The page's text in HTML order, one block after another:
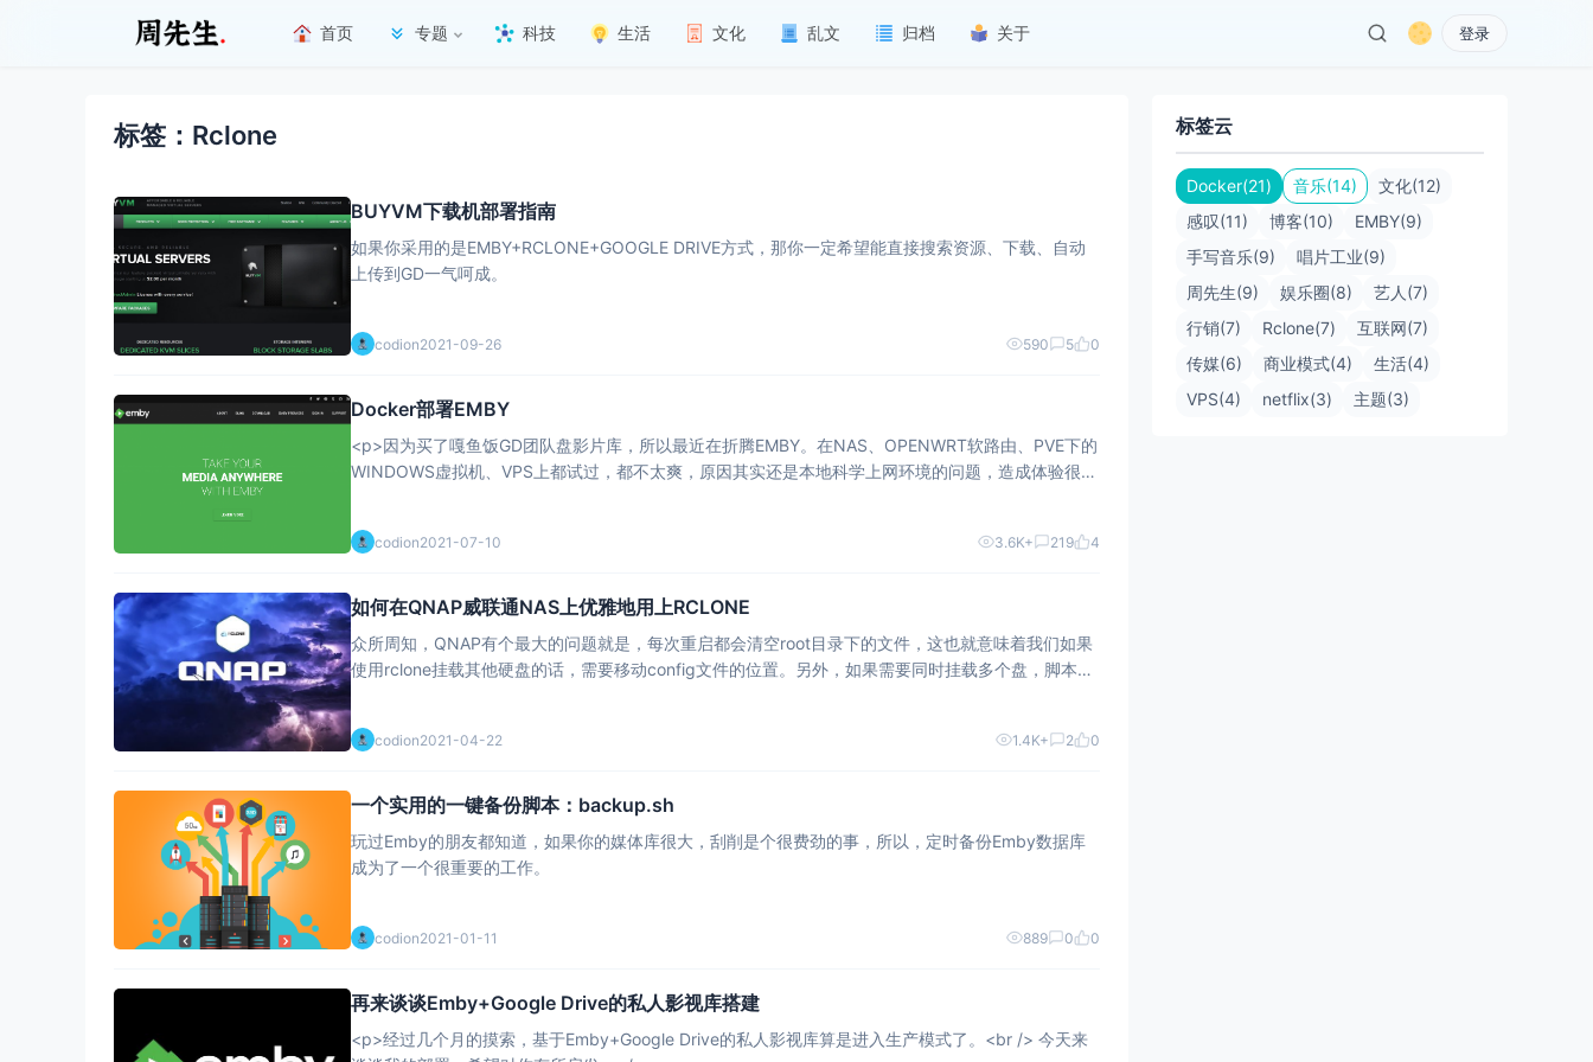
首页 专题 科技 生活 文化 乱文 归档 关于 登录
标签：Rclone
BUYVM下载机部署指南
如果你采用的是EMBY+RCLONE+GOOGLE DRIVE方式，那你一定希望能直接搜索资源、下载、自动
上传到GD一气呵成。
codion2021-09-26 590 5 0
Docker部署EMBY
<p>因为买了嘎鱼饭GD团队盘影片库，所以最近在折腾EMBY。在NAS、OPENWRT软路由、PVE下的
WINDOWS虚拟机、VPS上都试过，都不太爽，原因其实还是本地科学上网环境的问题，造成体验很
codion2021-07-10 3.6K+ 219 4
如何在QNAP威联通NAS上优雅地用上RCLONE
众所周知，QNAP有个最大的问题就是，每次重启都会清空root目录下的文件，这也就意味着我们如果
使用rclone挂载其他硬盘的话，需要移动config文件的位置。另外，如果需要同时挂载多个盘，脚本处
codion2021-04-22 1.4K+ 2 0
一个实用的一键备份脚本：backup.sh
玩过Emby的朋友都知道，如果你的媒体库很大，刮削是个很费劲的事，所以，定时备份Emby数据库
成为了一个很重要的工作。
codion2021-01-11 889 0 0
再来谈谈Emby+Google Drive的私人影视库搭建
<p>经过几个月的摸索，基于Emby+Google Drive的私人影视库算是进入生产模式了。<br /> 今天来
标签云
Docker(21) 音乐(14)
文化(12)
感叹(11)
博客(10)
EMBY(9)
手写音乐(9)
唱片工业(9)
周先生(9)
娱乐圈(8)
艺人(7)
行销(7)
Rclone(7)
互联网(7)
传媒(6)
商业模式(4)
生活(4)
VPS(4)
netflix(3) 主题(3)